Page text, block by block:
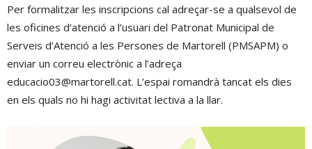
Per formalitzar les inscripcions cal adreçar-se a qualsevol de
les oficines d’atenció a l’usuari del Patronat Municipal de
Serveis d’Atenció a les Persones de Martorell (PMSAPM) o
enviar un correu electrònic a l’adreça
educacio03@martorell.cat. L’espai romandrà tancat els dies
en els quals no hi hagi activitat lectiva a la llar.